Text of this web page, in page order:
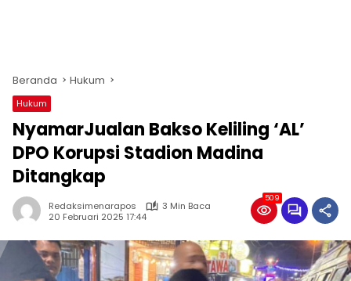
Beranda Hukum
Hukum
NyamarJualan Bakso Keliling ‘AL’
DPO Korupsi Stadion Madina
Ditangkap
Redaksimenarapos
3 Min Baca
20 Februari 2025 17:44
509